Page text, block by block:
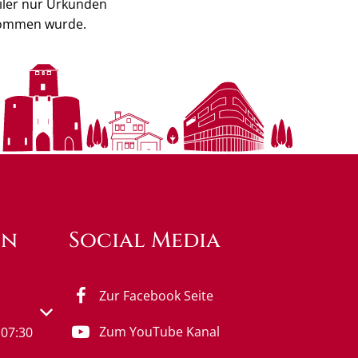
nur Urkunden
wurde.
oder Schließzeiten auszublenden
Social Media
Zur Facebook Seite
Zum YouTube Kanal